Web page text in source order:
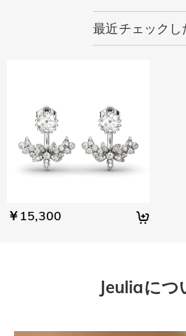
SGSは、検査、検証、試験、および認証
ベルの企業です
SGS認定結果：1. 銀(Ag):935.7‰
通常配送料は1,280円で、12,800円
料になります。
速達配送料は2,400円で、24,000円
注文した商品はいつ届きます
納期=発送作業時間+配送時間
作業時間は商品によって異なりま
間は商品ページに記載しておりま
た「配送方法」の選択によって、
細は配送についてまでご確認くださ
返品・交換はできますか？
ド商品の交換は35%の材料費が発
換について
までご確認ください。
最近チェックし
￥15,300
Jeuliaにつ